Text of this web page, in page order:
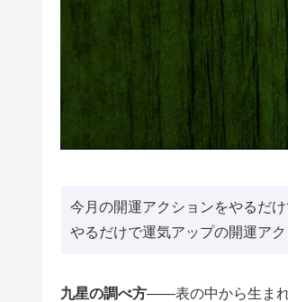
今月の開運アクションをやるだ
やるだけで運気アップの開運アク
九星の調べ方――表の中から生まれ